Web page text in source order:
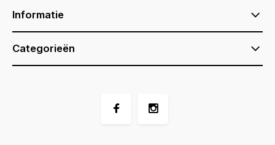
Informatie
Categorieën